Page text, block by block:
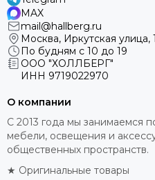
MAX
mail@hallberg.ru
Москва, Иркутская улица,
По будням с 10 до 19
ООО "ХОЛЛБЕРГ"
ИНН 9719022970
О компании
С 2013 года мы занимаемся
мебели, освещения и
общественных пространств.
★ Оригинальные товары